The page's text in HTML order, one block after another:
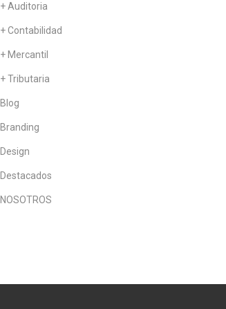
+ Auditoria
+ Contabilidad
+ Mercantil
+ Tributaria
Blog
Branding
Design
Destacados
NOSOTROS